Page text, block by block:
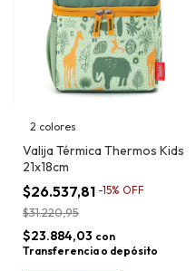
2 colores
Valija Térmica Thermos Kids
21x18cm
$26.537,81 -15% OFF
$31.220,95
$23.884,03 con
Transferencia o depósito